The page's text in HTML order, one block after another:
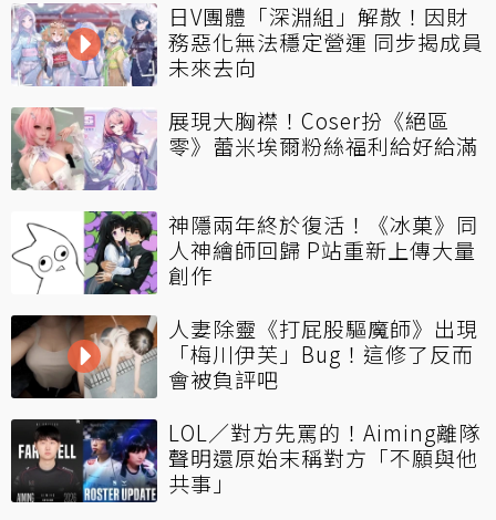
日V團體「深淵組」解散！因財
務惡化無法穩定營運 同步揭成員
未來去向
展現大胸襟！Coser扮《絕區
零》蕾米埃爾粉絲福利給好給滿
神隱兩年終於復活！《冰菓》同
人神繪師回歸 P站重新上傳大量
創作
人妻除靈《打屁股驅魔師》出現
「梅川伊芙」Bug！這修了反而
會被負評吧
LOL／對方先罵的！Aiming離隊
聲明還原始末稱對方「不願與他
共事」